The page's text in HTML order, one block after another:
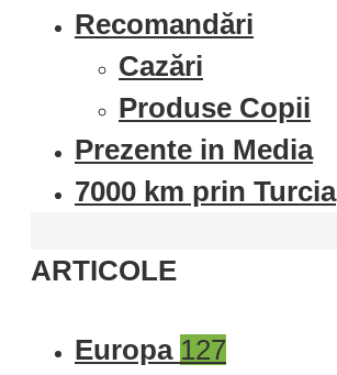
Recomandări
Cazări
Produse Copii
Prezente in Media
7000 km prin Turcia
ARTICOLE
Europa 127